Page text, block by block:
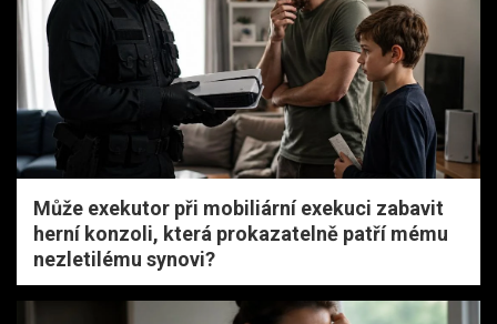
Může exekutor při mobiliární exekuci zabavit
herní konzoli, která prokazatelně patří mému
nezletilému synovi?